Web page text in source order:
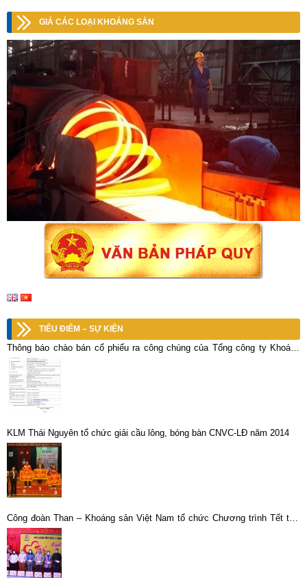
GIÁ CÁC LOẠI KHOÁNG SẢN
TIÊU ĐIỂM – SỰ KIỆN
Thông báo chào bán cổ phiếu ra công chúng của Tổng công ty Khoáng
sản TKV-CTCP tại Công ty Cổ phần Kim loại màu Nghệ Tĩnh
KLM Thái Nguyên tổ chức giải cầu lông, bóng bàn CNVC-LĐ năm 2014
Công đoàn Than – Khoáng sản Việt Nam tổ chức Chương trình Tết thợ
mỏ năm 2021